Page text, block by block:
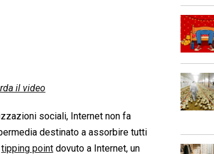
0
0
il video
sociali, Internet non fa
destinato a assorbire tutti
tipping point dovuto a Internet, un